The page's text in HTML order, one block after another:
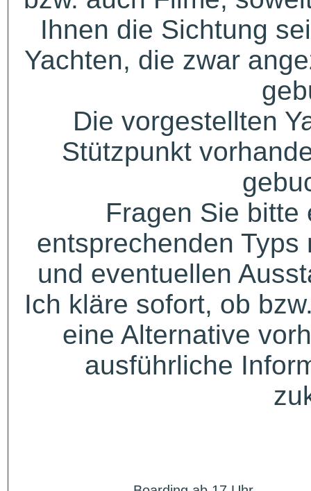
Ihnen die Sichtung
Yachten, die zwar
Die vorgestellten
Stützpunkt
Fragen Sie bitte
entsprechenden
und eventuellen
Ich kläre sofort, ob
eine Alternative
ausführliche